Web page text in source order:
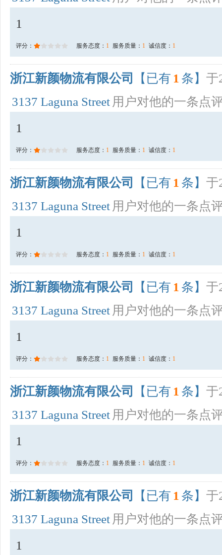
1
评分： 服务态度： 1 服务质量： 1 诚信度： 1
浙江新颜物流有限公司 【已有 1 条】 于
3137 Laguna Street 用户对他的一条点
1
评分： 服务态度： 1 服务质量： 1 诚信度： 1
浙江新颜物流有限公司 【已有 1 条】 于
3137 Laguna Street 用户对他的一条点
1
评分： 服务态度： 1 服务质量： 1 诚信度： 1
浙江新颜物流有限公司 【已有 1 条】 于
3137 Laguna Street 用户对他的一条点
1
评分： 服务态度： 1 服务质量： 1 诚信度： 1
浙江新颜物流有限公司 【已有 1 条】 于
3137 Laguna Street 用户对他的一条点
1
评分： 服务态度： 1 服务质量： 1 诚信度： 1
浙江新颜物流有限公司 【已有 1 条】 于
3137 Laguna Street 用户对他的一条点
1